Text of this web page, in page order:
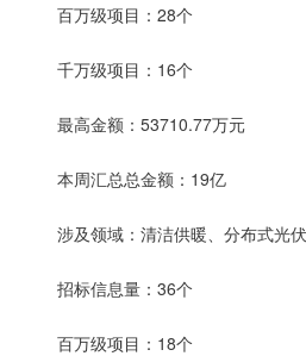
百万级项目：28个
千万级项目：16个
最高金额：53710.77万元
本周汇总总金额：19亿
涉及领域：清洁供暖、分布式光
招标信息量：36个
百万级项目：18个